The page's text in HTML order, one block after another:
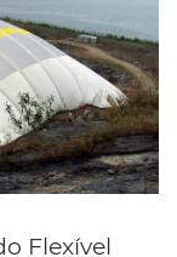
Flexível